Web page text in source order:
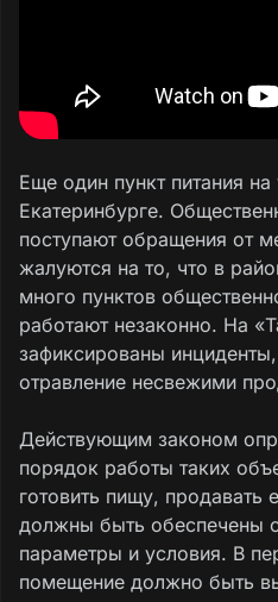
Еще один пункт питания на
Екатеринбурге.
поступают обращения от
жалуются на то, что в
много пунктов
работают незаконно. На
зафиксированы
отравление несвежими
Действующим законом
порядок работы таких
готовить пищу, продавать
должны быть обеспечены
параметры и условия. В
помещение должно быть